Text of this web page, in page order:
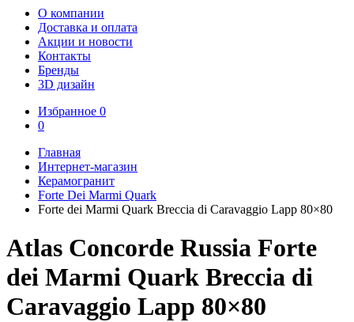
О компании
Доставка и оплата
Акции и новости
Контакты
Бренды
3D дизайн
Избранное 0
0
Главная
Интернет-магазин
Керамогранит
Forte Dei Marmi Quark
Forte dei Marmi Quark Breccia di Caravaggio Lapp 80×80
Atlas Concorde Russia Forte
dei Marmi Quark Breccia di
Caravaggio Lapp 80×80